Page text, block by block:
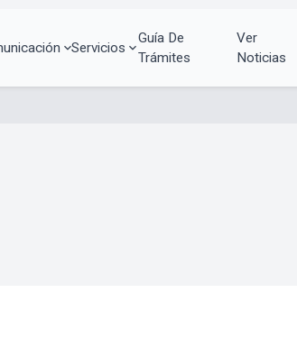
Servicios
Guía De
Trámites
Ver
Noticias